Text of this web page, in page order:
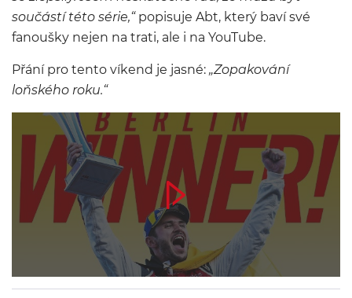
součástí této série,“ popisuje Abt, který baví své
fanoušky nejen na trati, ale i na YouTube.
Přání pro tento víkend je jasné: „Zopakování
loňského roku.“